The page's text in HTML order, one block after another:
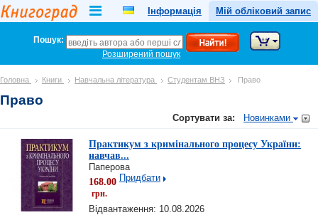
Інформація Мій обліковий запис
Пошук:
Розширений пошук
Головна Книги Навчальна література Студентам ВНЗ Право
Право
Сортувати за: Новинками
Практикум з кримінального процесу України:
навчав...
Паперова
168.00
грн.
Придбати
Відвантаження: 10.08.2026